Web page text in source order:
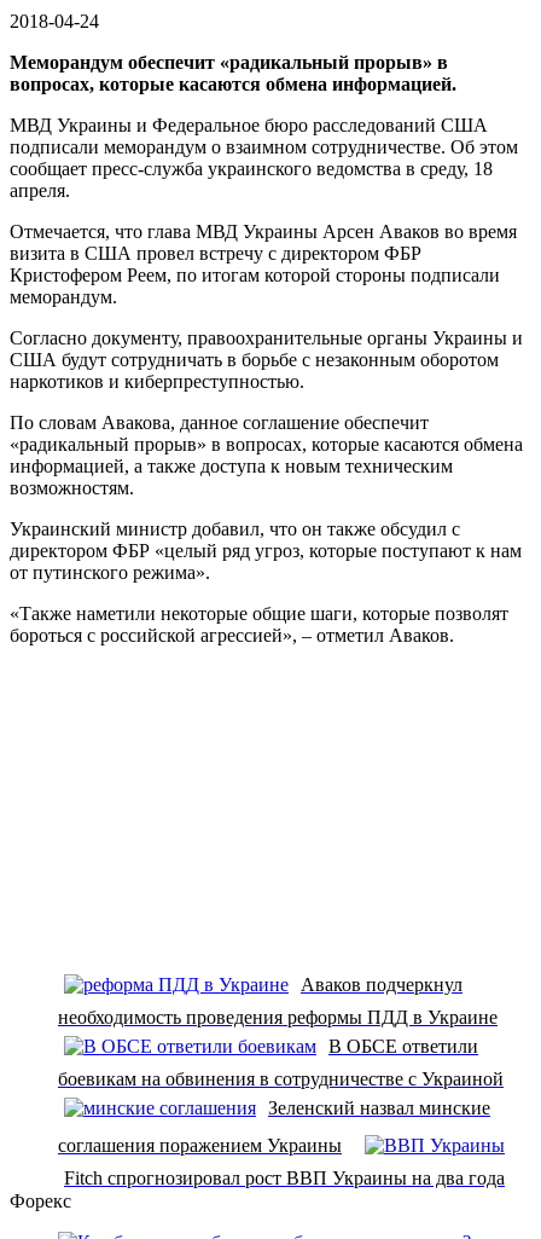
чтения
2018-04-24
Меморандум обеспечит «радикальный прорыв» в
вопросах, которые касаются обмена информацией.
МВД Украины и Федеральное бюро расследований США
подписали меморандум о взаимном сотрудничестве. Об этом
сообщает пресс-служба украинского ведомства в среду, 18
апреля.
Отмечается, что глава МВД Украины Арсен Аваков во время
визита в США провел встречу с директором ФБР
Кристофером Реем, по итогам которой стороны подписали
меморандум.
Согласно документу, правоохранительные органы Украины и
США будут сотрудничать в борьбе с незаконным оборотом
наркотиков и киберпреступностью.
По словам Авакова, данное соглашение обеспечит
«радикальный прорыв» в вопросах, которые касаются обмена
информацией, а также доступа к новым техническим
возможностям.
Украинский министр добавил, что он также обсудил с
директором ФБР «целый ряд угроз, которые поступают к нам
от путинского режима».
«Также наметили некоторые общие шаги, которые позволят
бороться с российской агрессией», – отметил Аваков.
Аваков подчеркнул
необходимость проведения реформы ПДД в Украине
В ОБСЕ ответили
боевикам на обвинения в сотрудничестве с Украиной
Зеленский назвал минские
соглашения поражением Украины
Fitch спрогнозировал рост ВВП Украины на два года
Форекс